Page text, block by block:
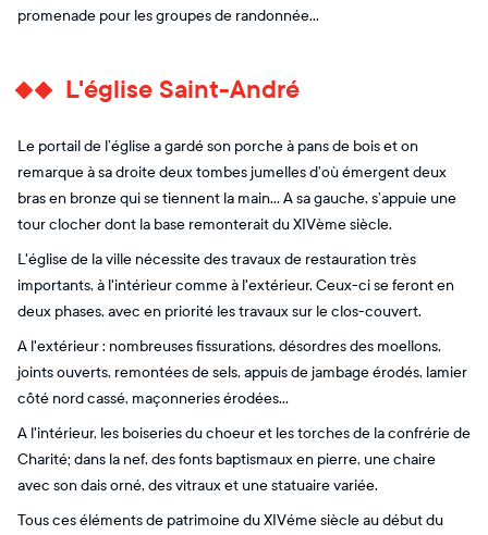
promenade pour les groupes de randonnée…
L'église Saint-André
Le portail de l’église a gardé son porche à pans de bois et on
remarque à sa droite deux tombes jumelles d’où émergent deux
bras en bronze qui se tiennent la main… A sa gauche, s’appuie une
tour clocher dont la base remonterait du XIVème siècle.
L'église de la ville nécessite des travaux de restauration très
importants, à l'intérieur comme à l'extérieur. Ceux-ci se feront en
deux phases, avec en priorité les travaux sur le clos-couvert.
A l'extérieur : nombreuses fissurations, désordres des moellons,
joints ouverts, remontées de sels, appuis de jambage érodés, lamier
côté nord cassé, maçonneries érodées...
A l'intérieur, les boiseries du choeur et les torches de la confrérie de
Charité; dans la nef, des fonts baptismaux en pierre, une chaire
avec son dais orné, des vitraux et une statuaire variée.
Tous ces éléments de patrimoine du XIVéme siècle au début du